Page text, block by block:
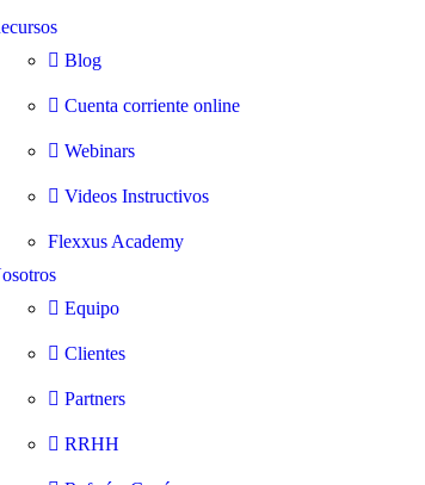
Blog
Cuenta corriente online
Webinars
Videos Instructivos
Flexxus Academy
Equipo
Clientes
Partners
RRHH